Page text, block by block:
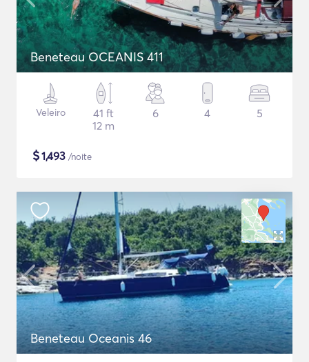
Beneteau OCEANIS 411
Veleiro
41 ft
12 m
6 4 5
$1,493 /noite
Beneteau Oceanis 46